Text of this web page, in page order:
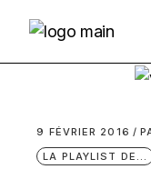
9 FÉVRIER 2016
LA PLAYLIST DE...